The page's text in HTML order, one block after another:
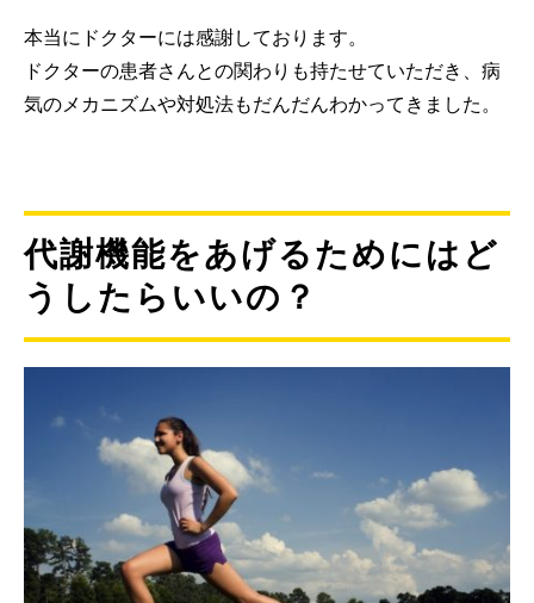
本当にドクターには感謝しております。
ドクターの患者さんとの関わりも持たせていただき、病
気のメカニズムや対処法もだんだんわかってきました。
代謝機能をあげるためにはど
うしたらいいの？